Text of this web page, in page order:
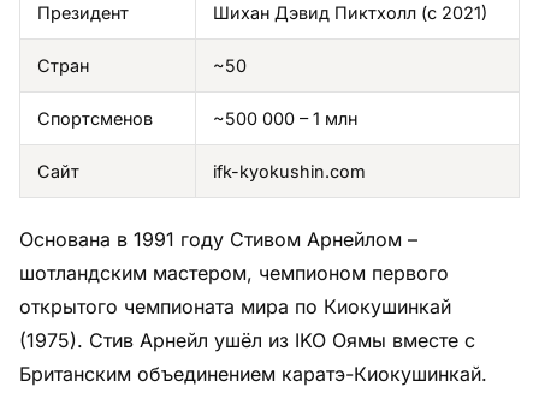
Президент Шихан Дэвид Пиктхолл (с 2021)
Стран ~50
Спортсменов ~500 000 – 1 млн
Сайт ifk-kyokushin.com
Основана в 1991 году Стивом Арнейлом –
шотландским мастером, чемпионом первого
открытого чемпионата мира по Киокушинкай
(1975). Стив Арнейл ушёл из IKO Оямы вместе с
Британским объединением каратэ-Киокушинкай.